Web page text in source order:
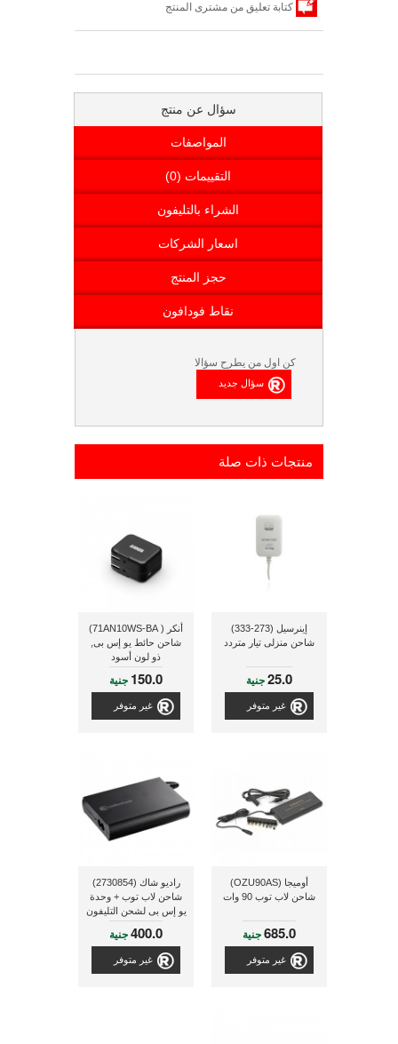
كتابة تعليق من مشترى المنتج
سؤال عن منتج
المواصفات
التقييمات (0)
الشراء بالتليفون
اسعار الشركات
حجز المنتج
نقاط فودافون
كن اول من يطرح سؤالا
منتجات ذات صلة
إينرسيل (273-333)
شاحن منزلى تيار متردد
25.0جنية
غير متوفر
أنكر ( 71AN10WS-BA)
شاحن حائط يو إس بى,
ذو لون أسود
150.0 جنية
غير متوفر
أوميجا (OZU90AS)
شاحن لاب توب 90 وات
685.0جنية
غير متوفر
راديو شاك (2730854)
شاحن لاب توب + وحدة
يو إس بى لشحن التليفون
المحمول
400.0جنية
غير متوفر